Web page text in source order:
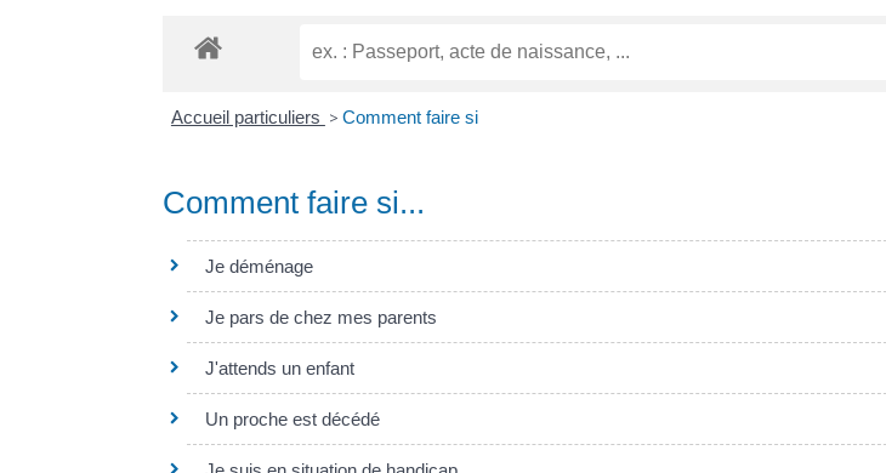
Accueil particuliers > Comment faire si
Comment faire si...
Je déménage
Je pars de chez mes parents
J'attends un enfant
Un proche est décédé